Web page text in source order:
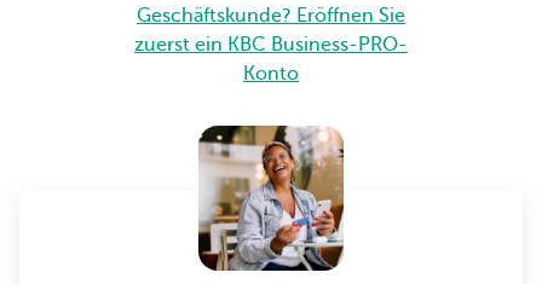
Geschäftskunde? Eröffnen Sie
zuerst ein KBC Business-PRO-
Konto